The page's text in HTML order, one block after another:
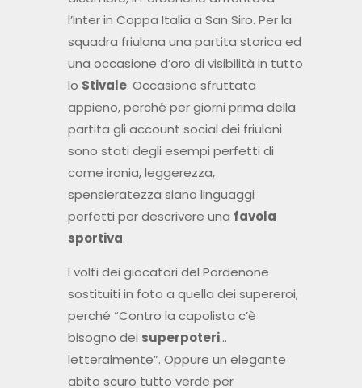
l’Inter in Coppa Italia a San Siro. Per la
squadra friulana una partita storica ed
una occasione d’oro di visibilità in tutto
lo Stivale. Occasione sfruttata
appieno, perché per giorni prima della
partita gli account social dei friulani
sono stati degli esempi perfetti di
come ironia, leggerezza,
spensieratezza siano linguaggi
perfetti per descrivere una favola
sportiva.
I volti dei giocatori del Pordenone
sostituiti in foto a quella dei supereroi,
perché “Contro la capolista c’è
bisogno dei superpoteri…
letteralmente”. Oppure un elegante
abito scuro tutto verde per